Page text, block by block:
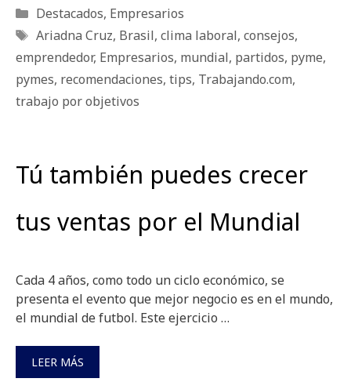
Categorías
Destacados, Empresarios
Etiquetas
Ariadna Cruz, Brasil, clima laboral, consejos,
emprendedor, Empresarios, mundial, partidos, pyme,
pymes, recomendaciones, tips, Trabajando.com,
trabajo por objetivos
Tú también puedes crecer
tus ventas por el Mundial
Cada 4 años, como todo un ciclo económico, se
presenta el evento que mejor negocio es en el mundo,
el mundial de futbol. Este ejercicio …
LEER MÁS